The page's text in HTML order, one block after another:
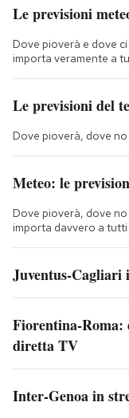
Le previsioni
Dove pioverà e dove
importa veramente a
Le previsioni del
Dove pioverà, dove
Meteo: le
Dove pioverà, dove
importa davvero a tutti
Juventus-
Fiorentina-Roma:
diretta TV
Inter-Genoa in